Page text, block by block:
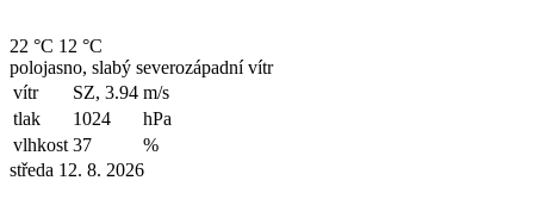
22 °C 12 °C
polojasno, slabý severozápadní vítr
vítr
SZ, 3.94 m/s
tlak
1024
hPa
vlhkost 37
%
středa 12. 8. 2026